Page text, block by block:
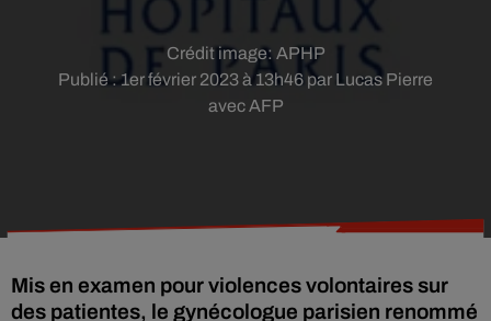
Publié : 1er février 2023 à 13h46 par Lucas Pierre
avec AFP
Crédit image: APHP
Mis en examen pour violences volontaires sur
des patientes, le gynécologue parisien renommé